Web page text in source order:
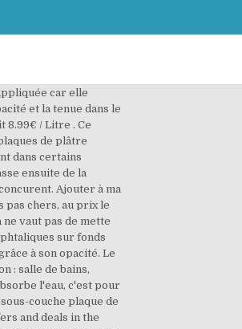
vous propose sa sélection Sous couche pour peinture intérieure pour vous accompagner dans tous vos travaux maison et jardin. Contactez-nous Questions fréquentes Nos magasins Annuler votre commande. J'ai acheté ce produit en fonction de ses recommandations. Dangereux - Respecter les précautions d’emploi. • Éliminer les traces de plâtre, laitance, graisse, peinture... Dépolir les carrelages émaillés et les peintures brillantes. Comparer. La sous-couche Tollens spécial Plaques de plâtre optimise le rendement et le résultat final de votre peinture en régulant le support pour éviter l'absorption de la peinture. En effet, sans sous-couche, la peinture risque de mal accrocher au mur ou d'être absorbée par ce dernier (mur, plâtre ou enduit poreux). Je me suis basé sur les deux précédents avis pour tester cette sous couche plaque de plâtre pour ma maison neuve et je dois dire que je ne regrette pas une seule seconde, je confirme cette sous couche premier prix est excellente! D'autant que sur nos murs extérieurs on à du pla